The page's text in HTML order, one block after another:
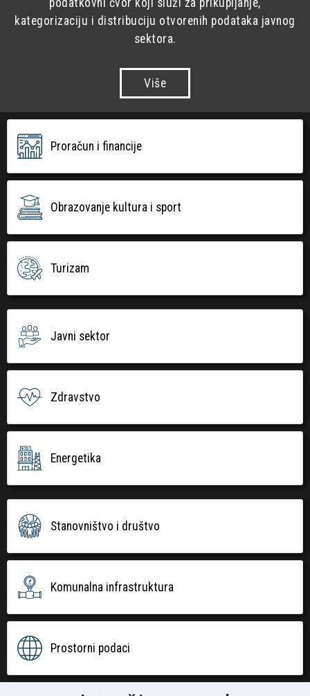
kategorizaciju i distribuciju otvorenih podataka javnog
sektora.
Više
Proračun i financije
Obrazovanje kultura i sport
Turizam
Javni sektor
Zdravstvo
Energetika
Stanovništvo i društvo
Komunalna infrastruktura
Prostorni podaci